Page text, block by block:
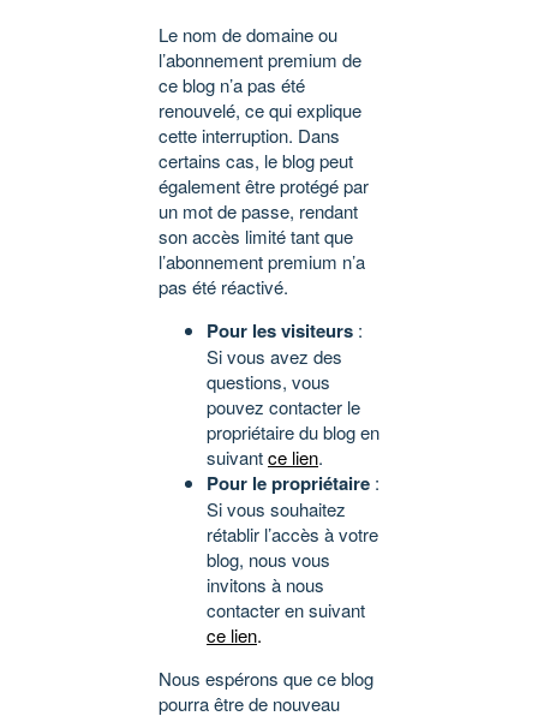
Le nom de domaine ou
l’abonnement premium de
ce blog n’a pas été
renouvelé, ce qui explique
cette interruption. Dans
certains cas, le blog peut
également être protégé par
un mot de passe, rendant
son accès limité tant que
l’abonnement premium n’a
pas été réactivé.
Pour les visiteurs :
Si vous avez des
questions, vous
pouvez contacter le
propriétaire du blog en
suivantce lien.
Pour le propriétaire :
Si vous souhaitez
rétablir l’accès à votre
blog, nous vous
invitons à nous
contacter en suivant
ce lien.
Nous espérons que ce blog
pourra être de nouveau